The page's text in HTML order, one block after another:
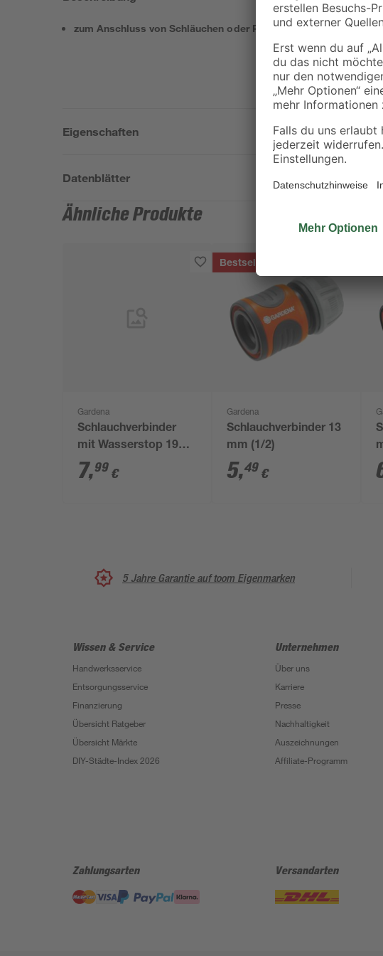
zum Anschluss von Schläuchen oder Pumpen
Eigenschaften
Datenblätter
Ähnliche Produkte
Gardena
Schlauchverbinder
mit Wasserstop 19
mm (3/4")
7,99 €
Bestseller
Gardena
Schlauchverbinder 13
mm (1/2)
5,49 €
5 Jahre Garantie auf toom Eigenmarken
Wissen & Service
Handwerksservice
Entsorgungsservice
Finanzierung
Übersicht Ratgeber
Übersicht Märkte
DIY-Städte-Index 2026
Unternehmen
Über uns
Karriere
Presse
Nachhaltigkeit
Auszeichnungen
Affiliate-Programm
Zahlungsarten Versandarten